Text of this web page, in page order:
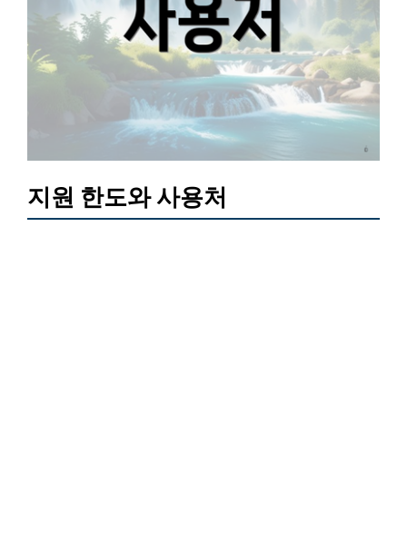
지원 한도와 사용처